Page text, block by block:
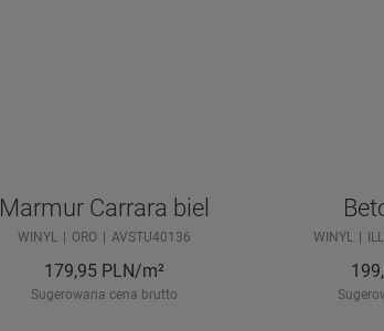
Marmur Carrara biel
WINYL ORO AVSTU40136
179,95 PLN/m²
Sugerowana cena brutto
WINYL